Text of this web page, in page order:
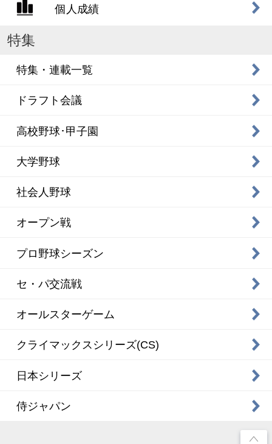
個人成績
特集
特集・連載一覧
ドラフト会議
高校野球･甲子園
大学野球
社会人野球
オープン戦
プロ野球シーズン
セ・パ交流戦
オールスターゲーム
クライマックスシリーズ(CS)
日本シリーズ
侍ジャパン